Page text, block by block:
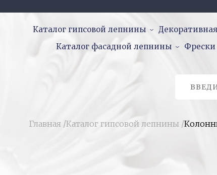
Каталог гипсовой лепнины
Каталог фасадной лепнины
Фрески
Главная /Каталог гипсовой лепнины /